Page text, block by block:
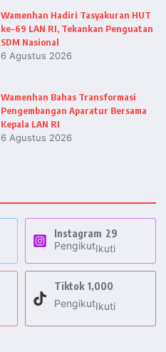
Wamenhan Hadiri Tasyakuran HUT
ke-69 LAN RI, Tekankan Penguatan
SDM Nasional
6 Agustus 2026
Wamenhan Bahas Transformasi
Pengembangan Aparatur Bersama
Kepala LAN RI
6 Agustus 2026
Instagram 29
PengikutIkuti
Tiktok 1,000
PengikutIkuti